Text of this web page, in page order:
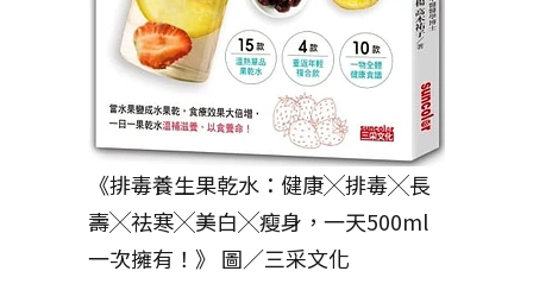
《排毒養生果乾水：健康╳排毒╳長
壽╳祛寒╳美白╳瘦身，一天500ml
一次擁有！》 圖／三采文化